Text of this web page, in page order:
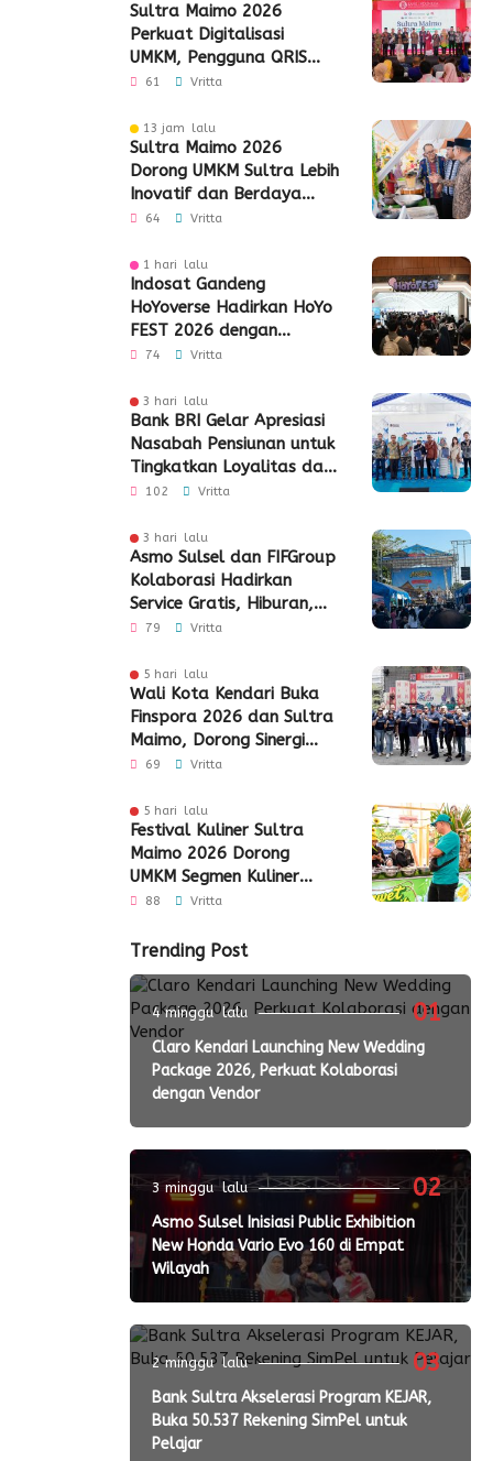
Sultra Maimo 2026
Perkuat Digitalisasi
UMKM, Pengguna QRIS
Tembus 350 Ribu
61 Vritta
13 jam lalu
Sultra Maimo 2026
Dorong UMKM Sultra Lebih
Inovatif dan Berdaya
Saing
64 Vritta
1 hari lalu
Indosat Gandeng
HoYoverse Hadirkan HoYo
FEST 2026 dengan
Dukungan 5G
74 Vritta
3 hari lalu
Bank BRI Gelar Apresiasi
Nasabah Pensiunan untuk
Tingkatkan Loyalitas dan
Pengalaman Layanan
102 Vritta
3 hari lalu
Asmo Sulsel dan FIFGroup
Kolaborasi Hadirkan
Service Gratis, Hiburan,
hingga Penyaluran CSR
79 Vritta
5 hari lalu
Wali Kota Kendari Buka
Finspora 2026 dan Sultra
Maimo, Dorong Sinergi
Industri Keuangan
69 Vritta
5 hari lalu
Festival Kuliner Sultra
Maimo 2026 Dorong
UMKM Segmen Kuliner
Perluas Akses Pasar
88 Vritta
Trending Post
01
4 minggu lalu
Claro Kendari Launching New Wedding
Package 2026, Perkuat Kolaborasi
dengan Vendor
02
3 minggu lalu
Asmo Sulsel Inisiasi Public Exhibition
New Honda Vario Evo 160 di Empat
Wilayah
03
2 minggu lalu
Bank Sultra Akselerasi Program KEJAR,
Buka 50.537 Rekening SimPel untuk
Pelajar